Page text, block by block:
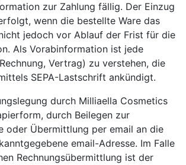
zur Zahlung fällig. Der Einzug
wenn die bestellte Ware das
jedoch vor Ablauf der Frist für die
Als Vorabinformation ist jede
Vertrag) zu verstehen, die
SEPA-Lastschrift ankündigt.
durch Milliaella Cosmetics
durch Beilegen zur
oder Übermittlung per email an die
email-Adresse. Im Falle
Rechnungsübermittlung ist der